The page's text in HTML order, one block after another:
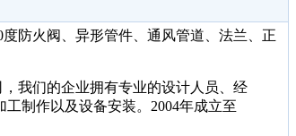
防火阀、异形管件、通风管道、法兰、正
我们的企业拥有专业的设计人员、经
制作以及设备安装。2004年成立至